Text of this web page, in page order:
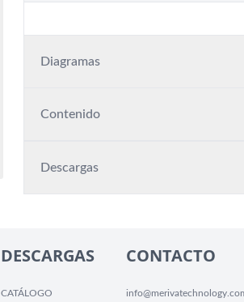
Diagramas
Contenido
Descargas
DESCARGAS
CATÁLOGO
CONTACTO